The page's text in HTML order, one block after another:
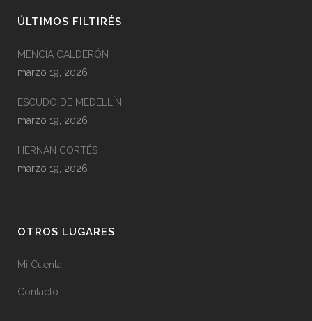
ÚLTIMOS FILTIRÉS
MENCÍA CALDERÓN
marzo 19, 2026
ESCUDO DE MEDELLÍN
marzo 19, 2026
HERNÁN CORTÉS
marzo 19, 2026
OTROS LUGARES
Mi Cuenta
Contacto